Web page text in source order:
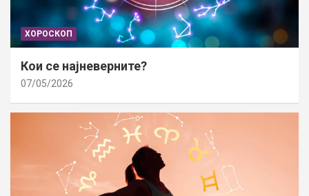
ХОРОСКОП
Кои се најневерните?
07/05/2026